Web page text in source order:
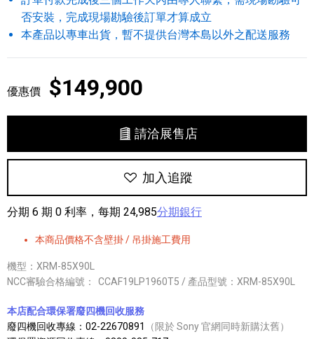
否安裝，完成現場勘驗後訂單才算成立
本產品以專車出貨，暫不提供台灣本島以外之配送服務
優惠價 $149,900
請洽展售店
加入追蹤
分期 6 期 0 利率，每期 24,985分期銀行
本商品價格不含壁掛 / 吊掛施工費用
機型：XRM-85X90L
NCC審驗合格編號：
CCAF19LP1960T5 / 產品型號：XRM-85X90L
本店配合環保署廢四機回收服務
廢四機回收專線：02-22670891
（限於 Sony 官網同時新購汰舊）